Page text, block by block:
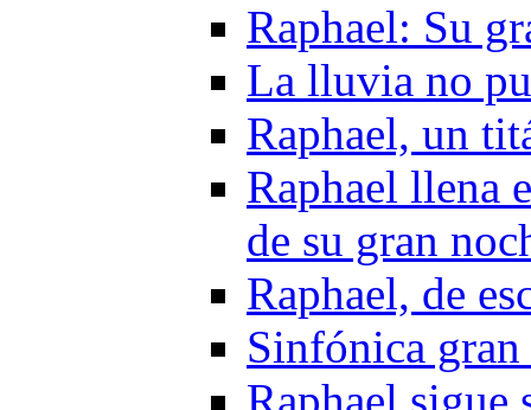
Raphael: Su
La lluvia no
Raphael, un
Raphael llena
de su gran
Raphael, de
Sinfónica